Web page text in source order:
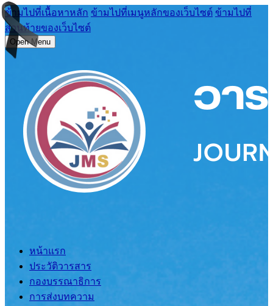
ข้ามไปที่เนื้อหาหลัก ข้ามไปที่เมนูหลักของเว็บไซต์ ข้ามไปที่
ส่วนท้ายของเว็บไซต์
Open Menu
หน้าแรก
ประวัติวารสาร
กองบรรณาธิการ
การส่งบทความ